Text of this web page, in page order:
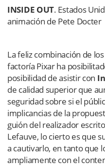
INSIDE OUT. Estados
animación de Pete Docter
La feliz combinación de
factoría Pixar ha
posibilidad de asistir con
de calidad superior que
seguridad sobre si el
implicancias de la
guión del realizador
Lefauve, lo cierto es que
a cautivarlo, en tanto que
ampliamente con el